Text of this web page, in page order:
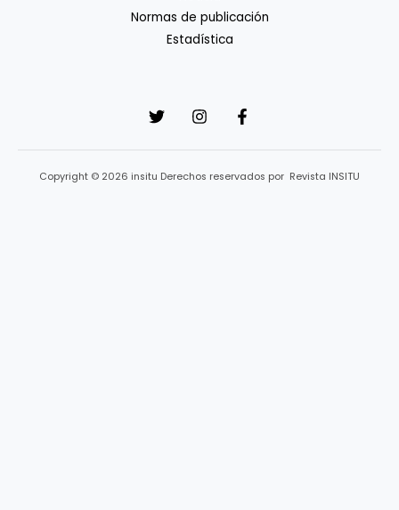
Normas de publicación
Estadística
Copyright © 2026 insitu Derechos reservados por Revista INSITU